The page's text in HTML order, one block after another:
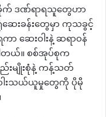
ဒဏ်ရာရသူတွေဟာ
ဆေးခန်းတွေမှာ ကုသခွင့်
ဆေးဝါးနဲ့ ဆရာဝန်
ယ်။ စစ်အုပ်စုက
းမျိုးစုံနဲ့ ကန့်သတ်
ဝါးသယ်ယူမှုတွေကို ပိုမို